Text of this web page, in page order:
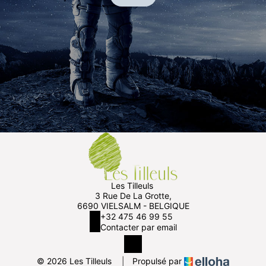
Les Tilleuls
3 Rue De La Grotte,
6690 VIELSALM - BELGIQUE
+32 475 46 99 55
Contacter par email
© 2026 Les Tilleuls Propulsé par